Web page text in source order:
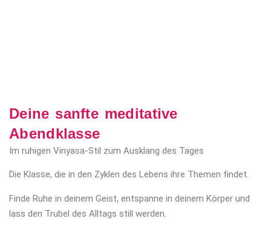
Deine sanfte meditative
Abendklasse
Im ruhigen Vinyasa-Stil zum Ausklang des Tages
Die Klasse, die in den Zyklen des Lebens ihre Themen findet.
Finde Ruhe in deinem Geist, entspanne in deinem Körper und
lass den Trubel des Alltags still werden.